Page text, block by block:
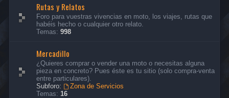
Rutas y Relatos
Foro para vuestras vivencias en moto, los viajes, rutas que
habéis hecho o cualquier otro relato.
Temas: 998
Mercadillo
¿Quieres comprar o vender una moto o necesitas alguna
pieza en concreto? Pues éste es tu sitio (solo compra-venta
entre particulares).
Subforo:
Zona de Servicios
Temas: 16